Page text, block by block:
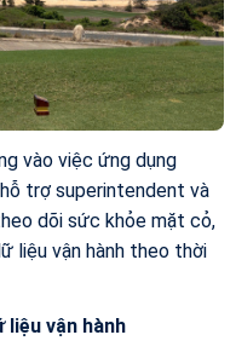
vào việc ứng dụng
trợ superintendent và
dõi sức khỏe mặt cỏ,
liệu vận hành theo thời
liệu vận hành